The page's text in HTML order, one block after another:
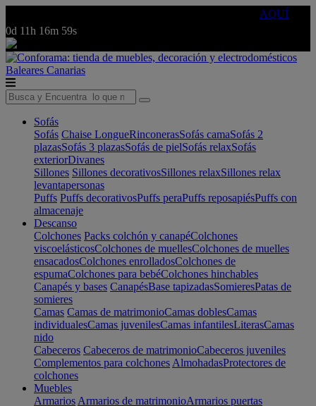
AQUÍ
0d 11h 16m 59s
Baleares Canarias
Sofás
Sofás Chaise LongueRinconerasSofás camaSofás 2
plazasSofás 3 plazasSofás de pielSofás relaxSofás
exteriorDivanes
Sillones Sillones decorativosSillones relaxSillones relax
levantapersonas
Puffs Puffs decorativosPuffs peraPuffs reposapiésPuffs con
almacenaje
Descanso
Colchones Packs colchón y canapéColchones
viscoelásticosColchones de muellesColchones de muelles
ensacadosColchones enrolladosColchones de
espumaColchones para bebéColchones hinchables
Canapés y bases CanapésBase tapizadasSomieresPatas de
somieres
Camas Camas de matrimonioCamas doblesCamas
individualesCamas juvenilesCamas infantilesLiterasCamas
nido
Cabeceros Cabeceros de matrimonioCabeceros juveniles
Complementos para colchones AlmohadasProtectores de
colchones
Muebles
Armarios Armarios de matrimonioArmarios puertas